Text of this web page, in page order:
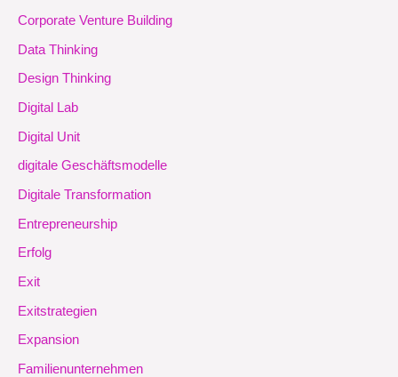
Corporate Venture Building
Data Thinking
Design Thinking
Digital Lab
Digital Unit
digitale Geschäftsmodelle
Digitale Transformation
Entrepreneurship
Erfolg
Exit
Exitstrategien
Expansion
Familienunternehmen